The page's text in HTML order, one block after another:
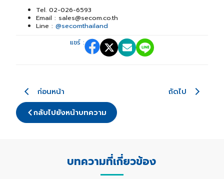
Tel. 02-026-6593
Email : sales@secom.co.th
Line : @secomthailand
แชร์ :
ก่อนหน้า
ถัดไป
กลับไปยังหน้าบทความ
บทความที่เกี่ยวข้อง